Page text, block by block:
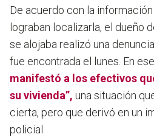
De acuerdo con la
lograban localizarla, el dueño
se alojaba realizó una
fue encontrada el lunes. En
manifestó a los efectivos
su vivienda”, una situación
cierta, pero que derivó en un
policial.